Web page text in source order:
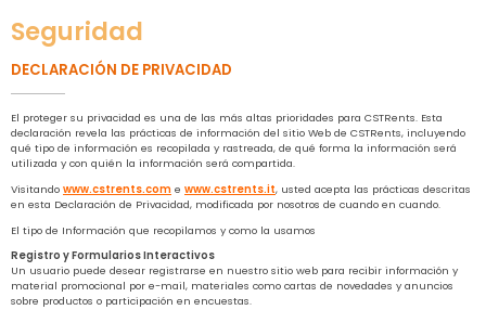
Seguridad
DECLARACIÓN DE PRIVACIDAD
El proteger su privacidad es una de las más altas prioridades para CSTRents. Esta
declaración revela las prácticas de información del sitio Web de CSTRents, incluyendo
qué tipo de información es recopilada y rastreada, de qué forma la información será
utilizada y con quién la información será compartida.
Visitando www.cstrents.com e www.cstrents.it, usted acepta las prácticas descritas
en esta Declaración de Privacidad, modificada por nosotros de cuando en cuando.
El tipo de Información que recopilamos y como la usamos
Registro y Formularios Interactivos
Un usuario puede desear registrarse en nuestro sitio web para recibir información y
material promocional por e-mail, materiales como cartas de novedades y anuncios
sobre productos o participación en encuestas.